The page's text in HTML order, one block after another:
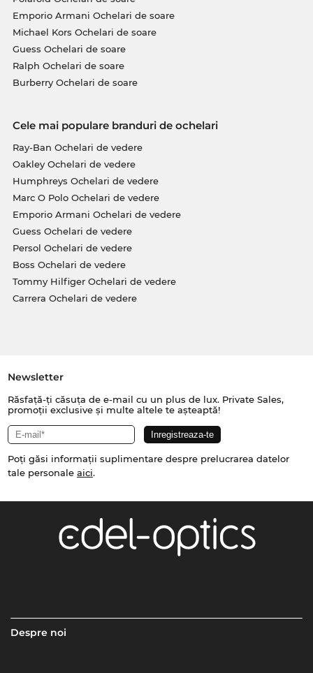
Emporio Armani Ochelari de soare
Michael Kors Ochelari de soare
Guess Ochelari de soare
Ralph Ochelari de soare
Burberry Ochelari de soare
Cele mai populare branduri de ochelari
Ray-Ban Ochelari de vedere
Oakley Ochelari de vedere
Humphreys Ochelari de vedere
Marc O Polo Ochelari de vedere
Emporio Armani Ochelari de vedere
Guess Ochelari de vedere
Persol Ochelari de vedere
Boss Ochelari de vedere
Tommy Hilfiger Ochelari de vedere
Carrera Ochelari de vedere
Newsletter
Răsfață-ți căsuța de e-mail cu un plus de lux. Private Sales,
promoții exclusive și multe altele te așteaptă!
Poți găsi informații suplimentare despre prelucrarea datelor
tale personale aici.
Despre noi